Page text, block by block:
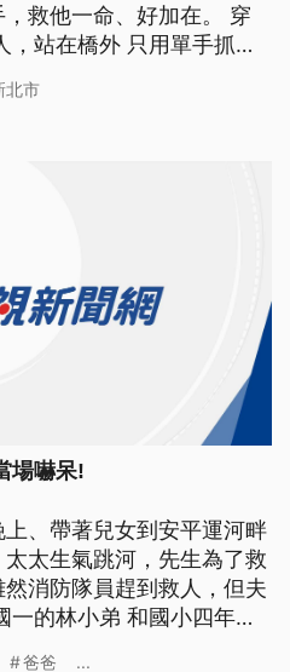
救他一命、好加在。 穿
站在橋外 只用單手抓著
要靠近 突然她往下跳 NS
北市
場嚇呆!
、帶著兒女到安平運河畔
太生氣跳河，先生為了救
消防隊員趕到救人，但夫
的林小弟 和國小四年級
爸爸 ...